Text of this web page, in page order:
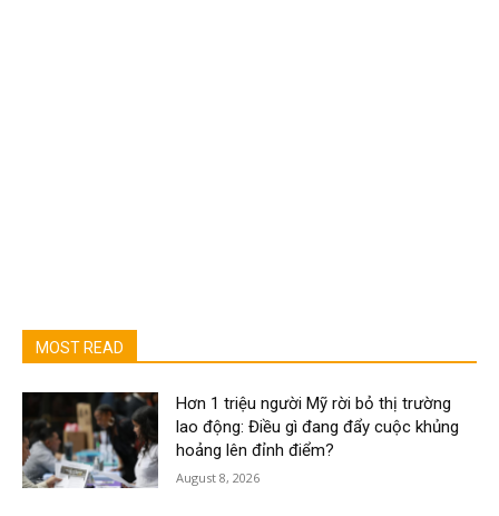
MOST READ
Hơn 1 triệu người Mỹ rời bỏ thị trường
lao động: Điều gì đang đẩy cuộc khủng
hoảng lên đỉnh điểm?
August 8, 2026